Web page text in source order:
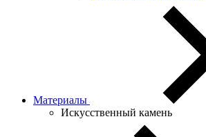
Материалы
Искусственный камень